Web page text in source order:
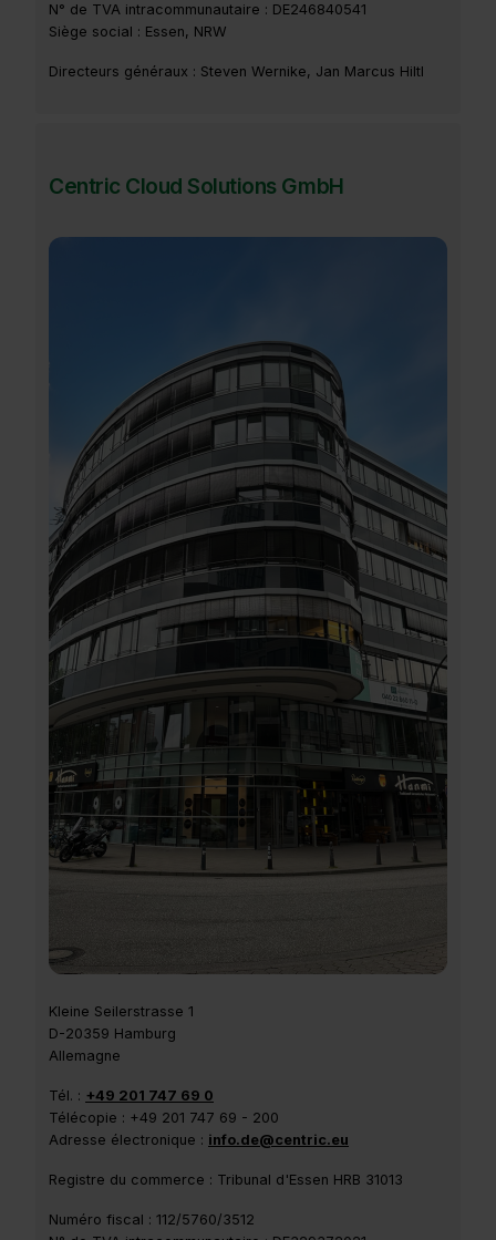
N° de TVA intracommunautaire : DE246840541
Siège social : Essen, NRW
Directeurs généraux : Steven Wernike, Jan Marcus Hiltl
Centric Cloud Solutions GmbH
Kleine Seilerstrasse 1
D-20359 Hamburg
Allemagne
Tél. : +49 201 747 69 0
Télécopie : +49 201 747 69 - 200
Adresse électronique : info.de@centric.eu
Registre du commerce : Tribunal d'Essen HRB 31013
Numéro fiscal : 112/5760/3512